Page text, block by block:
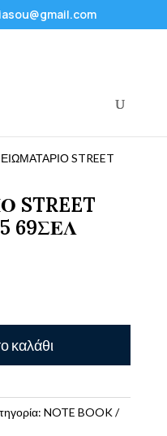
STREET
STREET
69ΣΕΛ
καλάθι
NOTE BOOK